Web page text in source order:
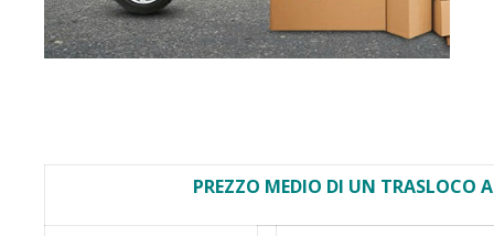
PREZZO MEDIO DI UN TRASLOCO A